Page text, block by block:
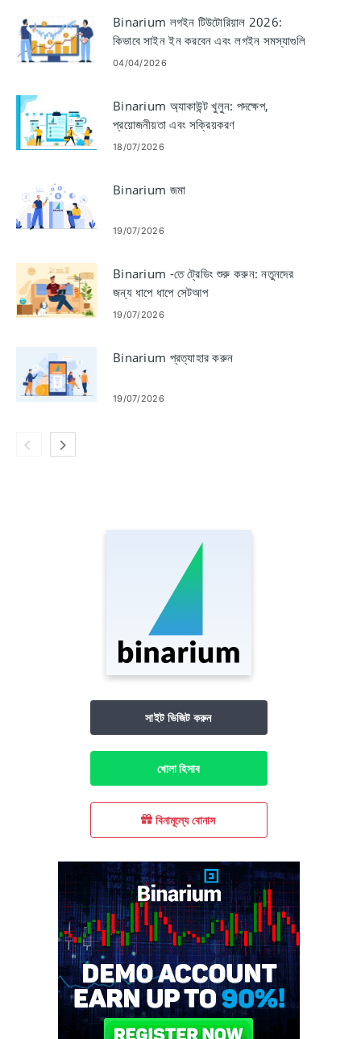
Binarium লগইন টিউটোরিয়াল 2026:
কিভাবে সাইন ইন করবেন এবং লগইন সমস্যাগুলি
ঠিক করবেন৷
04/04/2026
Binarium অ্যাকাউন্ট খুলুন: পদক্ষেপ,
প্রয়োজনীয়তা এবং সক্রিয়করণ
18/07/2026
Binarium জমা
19/07/2026
Binarium -তে ট্রেডিং শুরু করুন: নতুনদের
জন্য ধাপে ধাপে সেটআপ
19/07/2026
Binarium প্রত্যাহার করুন
19/07/2026
সাইট ভিজিট করুন
খোলা হিসাব
বিনামূল্যে বোনাস